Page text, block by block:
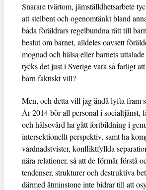
Snarare tvärtom, jämställdhetsarbete
att stelbent och ogenomtänkt bland
båda föräldrars regelbundna rätt till
beslut om barnet, alldeles oavsett
mognad och hälsa eller barnets
tycks det just i Sverige vara så farligt
barn faktiskt vill?
Men, och detta vill jag ändå lyfta fram
År 2014 bör all personal i socialtjänst,
och hälsovård ha gått fortbildning i
intersektionellt perspektiv, samt ha
vårdnadstvister, konfliktfyllda
nära relationer, så att de förmår förstå
tendenser, strukturer och destruktiva
därmed åtminstone inte bidrar till att